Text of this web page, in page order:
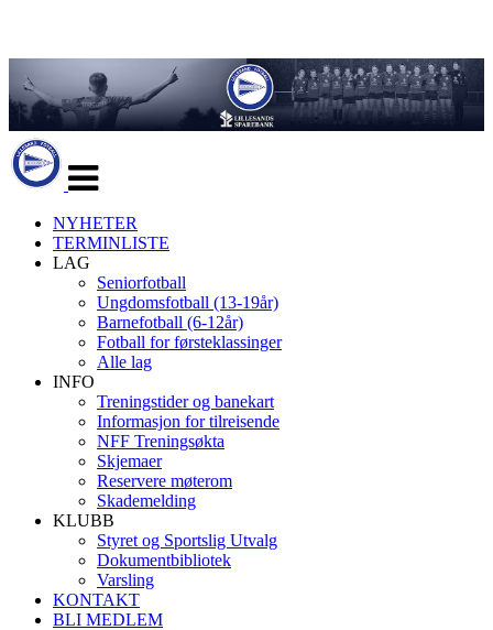
navigasjon
NYHETER
TERMINLISTE
LAG
Seniorfotball
Ungdomsfotball (13-19år)
Barnefotball (6-12år)
Fotball for førsteklassinger
Alle lag
INFO
Treningstider og banekart
Informasjon for tilreisende
NFF Treningsøkta
Skjemaer
Reservere møterom
Skademelding
KLUBB
Styret og Sportslig Utvalg
Dokumentbibliotek
Varsling
KONTAKT
BLI MEDLEM